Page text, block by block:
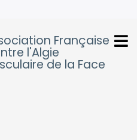
Française
l'Algie
de la Face